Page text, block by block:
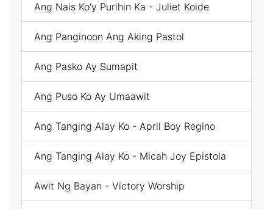
Ang Nais Ko'y Purihin Ka - Juliet Koide
Ang Panginoon Ang Aking Pastol
Ang Pasko Ay Sumapit
Ang Puso Ko Ay Umaawit
Ang Tanging Alay Ko - April Boy Regino
Ang Tanging Alay Ko - Micah Joy Epistola
Awit Ng Bayan - Victory Worship